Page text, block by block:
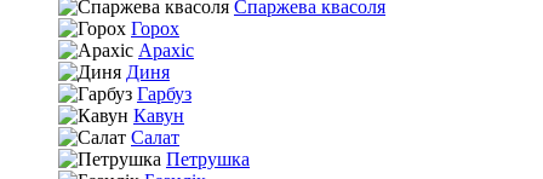
Спаржева квасоля
Горох
Арахіс
Диня
Гарбуз
Кавун
Салат
Петрушка